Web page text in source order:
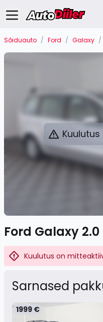
Sõiduauto / Ford / Galaxy /
Ford Galaxy
Kuulutus on
Sarnased
1999 €